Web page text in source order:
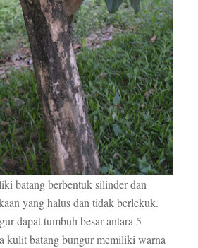
batang berbentuk silinder dan
yang halus dan tidak berlekuk.
dapat tumbuh besar antara 5
kulit batang bungur memiliki warna